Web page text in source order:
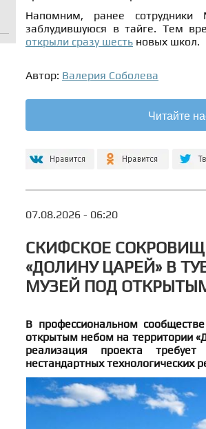
Напомним, ранее с
заблудившуюся в тайге. Тем
открыли сразу шесть новых школ.
Автор: Валерия Соболева
Читайте
07.08.2026 - 06:20
СКИФСКОЕ
«ДОЛИНУ ЦАРЕЙ» В
МУЗЕЙ ПОД
В профессиональном
открытым небом на территории
реализация проекта
нестандартных технологических